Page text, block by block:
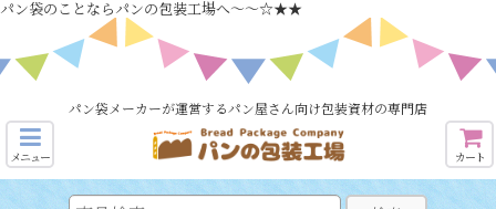
パン袋のことならパンの包装工場へ～～☆★★
パン袋メーカーが運営するパン屋さん向け包装資材の専門店
メニュー カート